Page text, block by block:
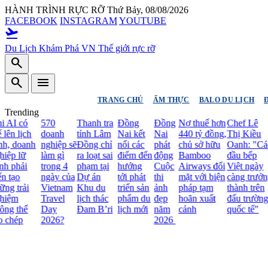
HÀNH TRÌNH RỰC RỠ Thứ Bảy, 08/08/2026
FACEBOOK INSTAGRAMYOUTUBE
flight_takeoff
Du Lịch Khám Phá VN Thế giới rực rỡ
search
search
menu
TRANG CHỦ ẨM THỰC BALO DU LỊCH
Trending
570
doanh
nghiệp sẽ
làm gì
trong 4
ngày của
Vietnam
Travel
Day
2026?
Thanh tra
tỉnh Lâm
Đồng chỉ
ra loạt sai
phạm tại
Dự án
Khu du
lịch thác
Đam B’ri
Đồng
Nai kết
nối các
điểm đến
hướng
tới phát
triển sản
phẩm du
lịch mới
Đồng
Nai
phát
động
Cuộc
thi
ảnh
đẹp
năm
2026
Nợ thuế hơn
440 tỷ đồng,
chủ sở hữu
Bamboo
Airways đối
mặt với biện
pháp tạm
hoãn xuất
cảnh
Chef Lê
Thị Kiều
Oanh: "Các
đầu bếp
Việt ngày
càng trưởng
thành trên
đấu trường
quốc tế"
bất
tri ân
tới